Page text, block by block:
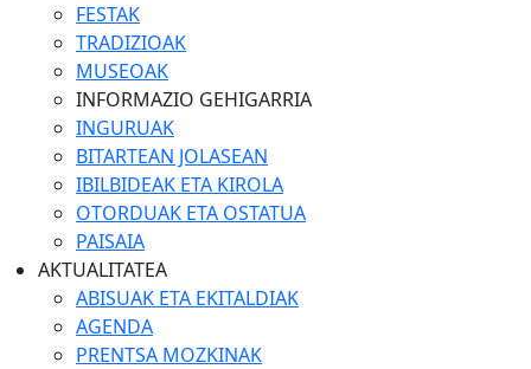
FESTAK
TRADIZIOAK
MUSEOAK
INFORMAZIO GEHIGARRIA
INGURUAK
BITARTEAN JOLASEAN
IBILBIDEAK ETA KIROLA
OTORDUAK ETA OSTATUA
PAISAIA
AKTUALITATEA
ABISUAK ETA EKITALDIAK
AGENDA
PRENTSA MOZKINAK